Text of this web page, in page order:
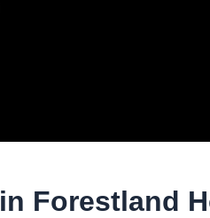
Forestland